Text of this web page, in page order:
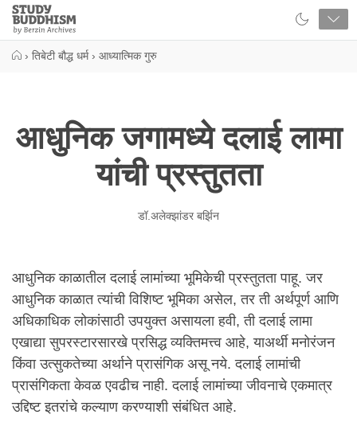
Close
Study
Buddhism
Home
› तिबेटी बौद्ध धर्म › आध्यात्मिक गुरु
आधुनिक जगामध्ये दलाई लामा
यांची प्रस्तुतता
डॉ.अलेक्झांडर बर्झिन
आधुनिक काळातील दलाई लामांच्या भूमिकेची प्रस्तुतता पाहू. जर
आधुनिक काळात त्यांची विशिष्ट भूमिका असेल, तर ती अर्थपूर्ण आणि
अधिकाधिक लोकांसाठी उपयुक्त असायला हवी, ती दलाई लामा
एखाद्या सुपरस्टारसारखे प्रसिद्ध व्यक्तिमत्त्व आहे, याअर्थी मनोरंजन
किंवा उत्सुकतेच्या अर्थाने प्रासंगिक असू नये. दलाई लामांची
प्रासंगिकता केवळ एवढीच नाही. दलाई लामांच्या जीवनाचे एकमात्र
उद्दिष्ट इतरांचे कल्याण करण्याशी संबंधित आहे.